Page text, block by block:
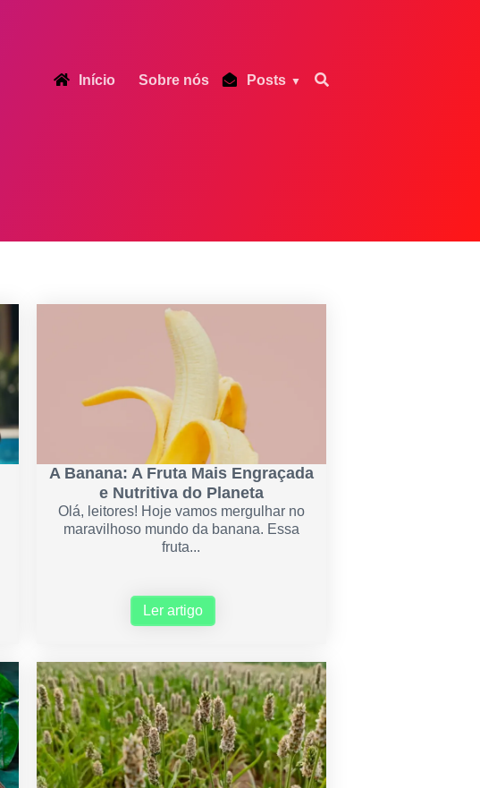
Início Sobre nós Posts
A Banana: A Fruta Mais Engraçada
e Nutritiva do Planeta
Olá, leitores! Hoje vamos mergulhar no
maravilhoso mundo da banana. Essa
fruta...
Ler artigo